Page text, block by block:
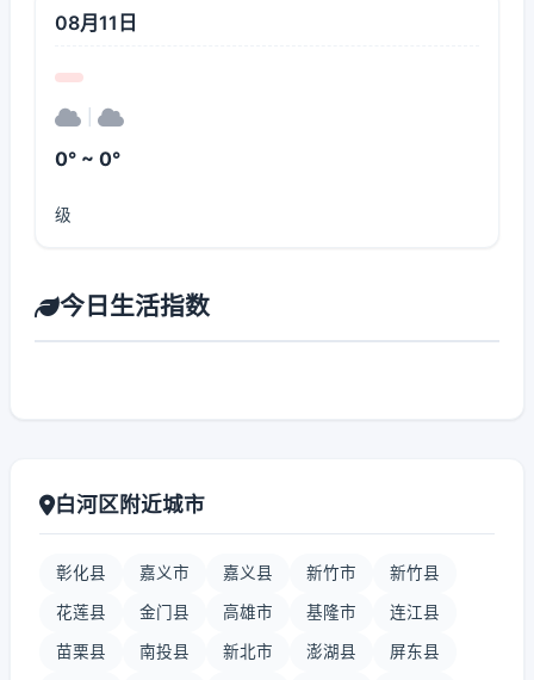
08月11日
0° ~ 0°
级
今日生活指数
白河区附近城市
彰化县 嘉义市 嘉义县 新竹市 新竹县
花莲县 金门县 高雄市 基隆市 连江县
苗栗县 南投县 新北市 澎湖县 屏东县